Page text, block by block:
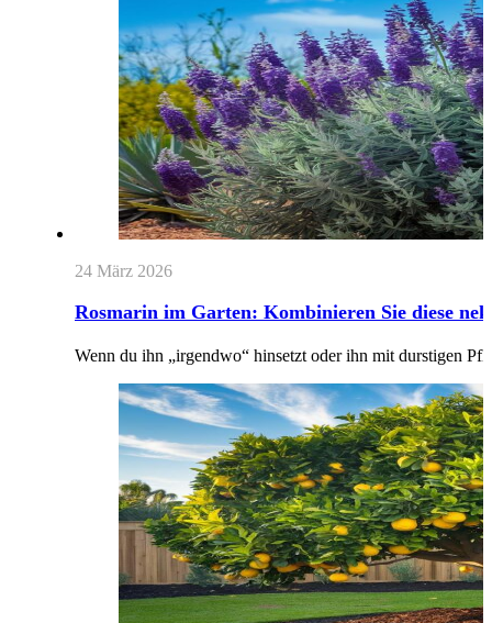
24 März 2026
Rosmarin im Garten: Kombinieren Sie diese
Wenn du ihn „irgendwo“ hinsetzt oder ihn mit durstigen